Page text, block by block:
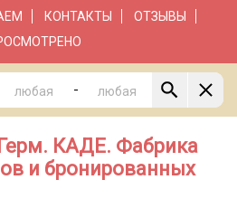
КОНТАКТЫ
ОТЗЫВЫ
-
КАДЕ. Фабрика
и бронированных